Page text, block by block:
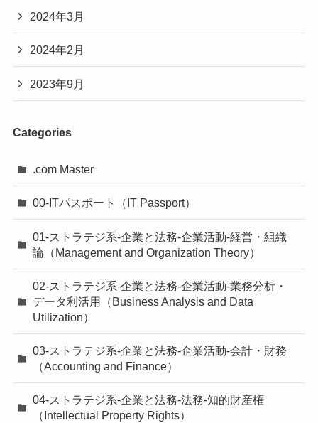
2024年3月
2024年2月
2023年9月
Categories
.com Master
00-ITパスポート（IT Passport）
01-ストラテジ系-企業と法務-企業活動-経営・組織
論（Management and Organization Theory）
02-ストラテジ系-企業と法務-企業活動-業務分析・
データ利活用（Business Analysis and Data
Utilization）
03-ストラテジ系-企業と法務-企業活動-会計・財務
（Accounting and Finance）
04-ストラテジ系-企業と法務-法務-知的財産権
（Intellectual Property Rights）